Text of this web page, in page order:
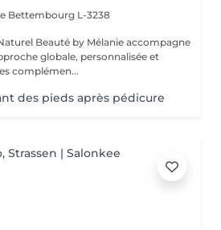
Bettembourg L-3238
Beauté by Mélanie accompagne
globale, personnalisée et
complémen...
des pieds après pédicure